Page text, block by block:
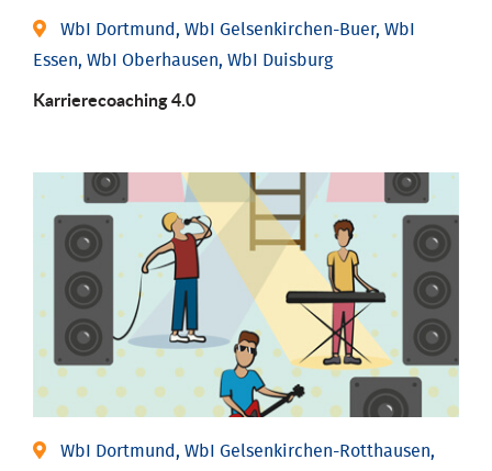
WbI Dortmund, WbI Gelsenkirchen-Buer, WbI
Essen, WbI Oberhausen, WbI Duisburg
Karriere­coaching 4.0
WbI Dortmund, WbI Gelsenkirchen-Rotthausen,